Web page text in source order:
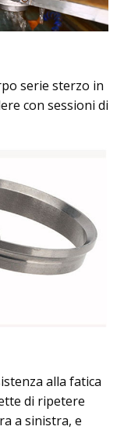
serie sterzo in
con sessioni di
alla fatica
di ripetere
a sinistra, e